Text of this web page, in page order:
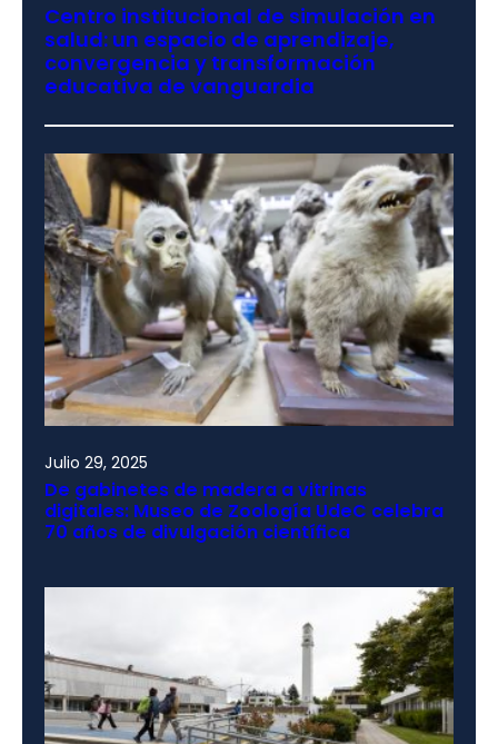
Centro institucional de simulación en
salud: un espacio de aprendizaje,
convergencia y transformación
educativa de vanguardia
Julio 29, 2025
De gabinetes de madera a vitrinas
digitales: Museo de Zoología UdeC celebra
70 años de divulgación científica